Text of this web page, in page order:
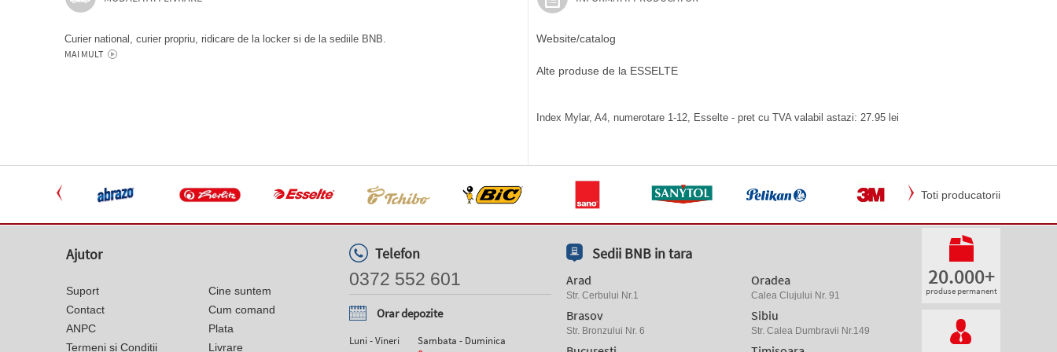
Curier national, curier propriu, ridicare de la locker si de la sediile BNB.
MAI MULT
Website/catalog
Alte produse de la ESSELTE
Index Mylar, A4, numerotare 1-12, Esselte - pret cu TVA valabil astazi: 27.95 lei
Toti producatorii
Ajutor
Suport
Contact
ANPC
Termeni si Conditii
Cine suntem
Cum comand
Plata
Livrare
Telefon
0372 552 601
Orar depozite
Luni - Vineri Sambata - Duminica
Sedii BNB in tara
Arad
Str. Cerbului Nr.1
Brasov
Str. Bronzului Nr. 6
Oradea
Calea Clujului Nr. 91
Sibiu
Str. Calea Dumbravii Nr.149
20.000+
produse permanent